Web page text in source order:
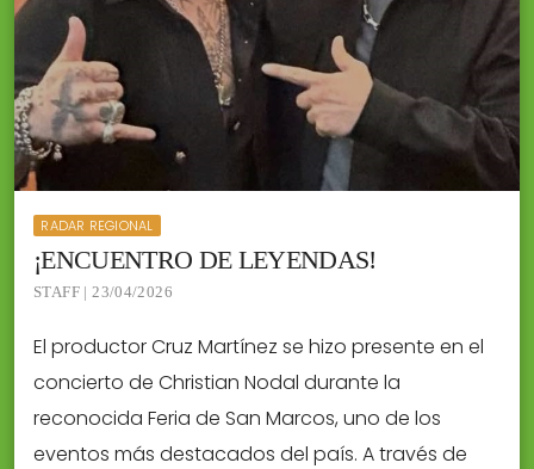
RADAR REGIONAL
¡ENCUENTRO DE LEYENDAS!
STAFF | 23/04/2026
El productor Cruz Martínez se hizo presente en el
concierto de Christian Nodal durante la
reconocida Feria de San Marcos, uno de los
eventos más destacados del país. A través de